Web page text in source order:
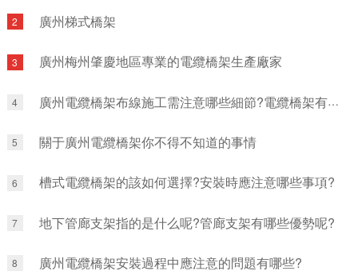
2 廣州梯式橋架
3 廣州梅州肇慶地區專業的電纜橋架生產廠家
4 廣州電纜橋架布線施工需注意哪些細節?電纜橋架有哪些常見故障?
5 關于廣州電纜橋架你不得不知道的事情
6 槽式電纜橋架的該如何選擇?安裝時應注意哪些事項?
7 地下管廊支架指的是什么呢?管廊支架有哪些優勢呢?
8 廣州電纜橋架安裝過程中應注意的問題有哪些?